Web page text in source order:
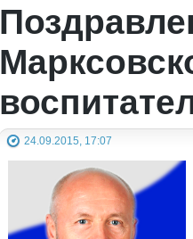
24.09.2015, 17:07